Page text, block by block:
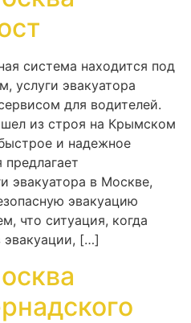
система находится под
услуги эвакуатора
для водителей.
из строя на Крымском
и надежное
эвакуатора в Москве,
эвакуацию
что ситуация, когда
эвакуации, […]